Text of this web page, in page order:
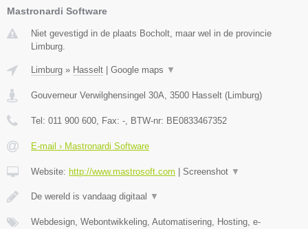
Mastronardi Software
Niet gevestigd in de plaats Bocholt, maar wel in de provincie
Limburg.
Limburg » Hasselt Google maps ▼
Gouverneur Verwilghensingel 30A, 3500 Hasselt (Limburg)
Tel: 011 900 600, Fax: -, BTW-nr: BE0833467352
E-mail › Mastronardi Software
Website: http://www.mastrosoft.com Screenshot ▼
De wereld is vandaag digitaal ▼
Webdesign, Webontwikkeling, Automatisering, Hosting, e-